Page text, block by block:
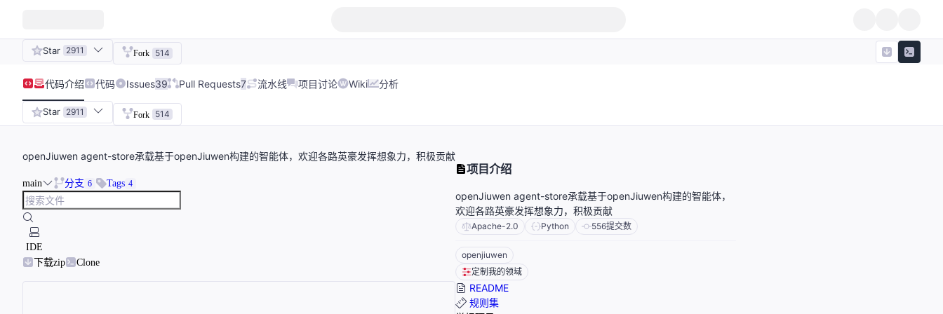
Star 2911 Fork 514
代码介绍 代码 Issues39 Pull Requests7 流水线 项目讨论 Wiki 分析
Star 2911 Fork 514
openJiuwen agent-store承载基于openJiuwen构建的智能体，欢迎各路英豪发挥想象力，积极贡献
main 分支 6 Tags 4
IDE
下载zip
Clone
项目介绍
openJiuwen agent-store承载基于openJiuwen构建的智能体，
欢迎各路英豪发挥想象力，积极贡献
Apache-2.0 Python 556提交数
openjiuwen
定制我的领域
README
规则集